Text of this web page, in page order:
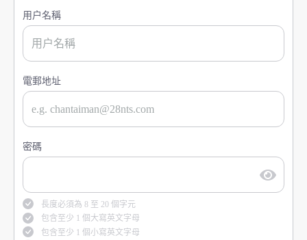
用户名稱
電郵地址
密碼
長度必須為 8 至 20 個字元
包含至少 1 個大寫英文字母
包含至少 1 個小寫英文字母